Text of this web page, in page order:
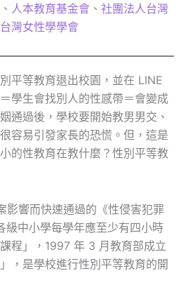
、 人本教育基金會 、 社團法人台灣
台灣女性學學會
平等教育退出校園，並在 LINE
學生會找別人的性感帶＝會變成
通過後，學校要開始教男男交、
容易引發家長的恐慌。但，這是
的性教育在教什麼？性別平等教
影響而快速通過的《性侵害犯罪
級中小學每學年應至少有四小時
程」，1997 年 3 月教育部成立
，是學校進行性別平等教育的開